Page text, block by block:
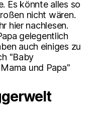
Es könnte alles so
nicht wären.
hier nachlesen.
gelegentlich
auch einiges zu
"Baby
und Papa"